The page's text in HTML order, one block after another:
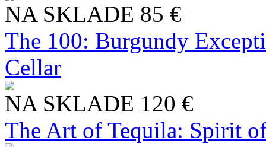
NA SKLADE 85 €
The 100: Burgundy
Cellar
NA SKLADE 120 €
The Art of Tequila: Spirit